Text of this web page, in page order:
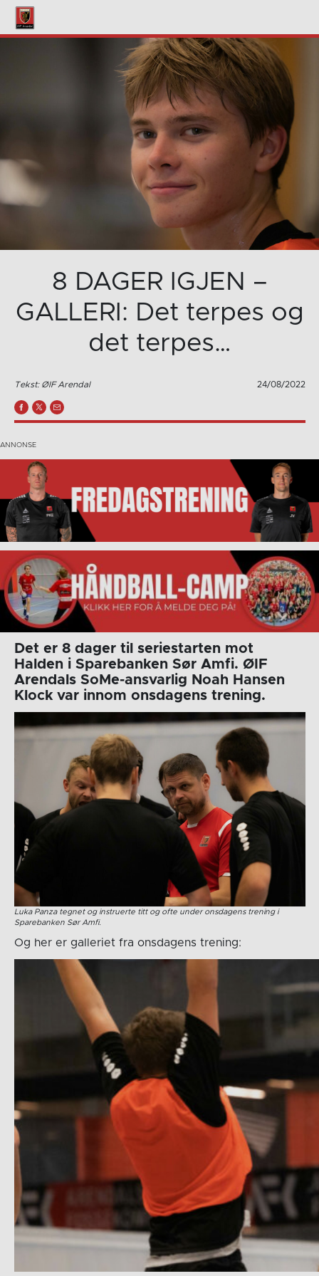
8 DAGER IGJEN –
GALLERI: Det terpes og
det terpes…
Tekst: ØIF Arendal 24/08/2022
Det er 8 dager til seriestarten mot
Halden i Sparebanken Sør Amfi. ØIF
Arendals SoMe-ansvarlig Noah Hansen
Klock var innom onsdagens trening.
Luka Panza tegnet og instruerte titt og ofte under onsdagens trening i
Sparebanken Sør Amfi.
Og her er galleriet fra onsdagens trening: